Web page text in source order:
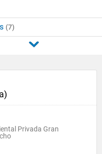
(7)
Privada Gran